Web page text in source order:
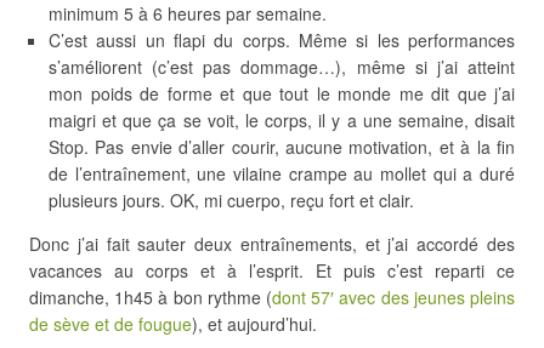
minimum 5 à 6 heures par semaine.
C’est aussi un flapi du corps. Même si les performances
s’améliorent (c’est pas dommage…), même si j’ai atteint
mon poids de forme et que tout le monde me dit que j’ai
maigri et que ça se voit, le corps, il y a une semaine, disait
Stop. Pas envie d’aller courir, aucune motivation, et à la fin
de l’entraînement, une vilaine crampe au mollet qui a duré
plusieurs jours. OK, mi cuerpo, reçu fort et clair.
Donc j’ai fait sauter deux entraînements, et j’ai accordé des
vacances au corps et à l’esprit. Et puis c’est reparti ce
dimanche, 1h45 à bon rythme (dont 57′ avec des jeunes pleins
de sève et de fougue), et aujourd’hui.